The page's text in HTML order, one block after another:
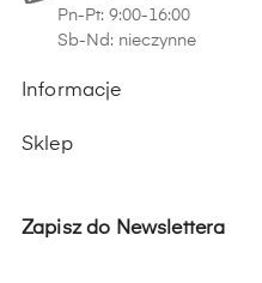
Pn-Pt: 9:00-16:00
Sb-Nd: nieczynne
Informacje
Sklep
Zapisz do Newslettera